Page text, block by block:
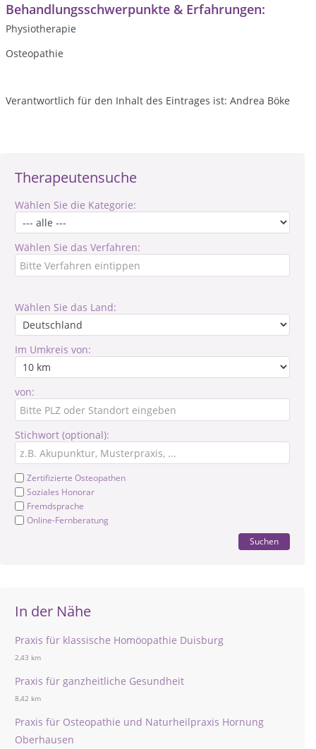
Therapeutensuche
Wählen Sie die Kategorie:
Wählen Sie das Verfahren:
Wählen Sie das Land:
Im Umkreis von:
von:
Stichwort (optional):
Zertifizierte Osteopathen
Soziales Honorar
Fremdsprache
Online-Fernberatung
Suchen
In der Nähe
Praxis für klassische Homöopathie Duisburg
2,43 km
Praxis für ganzheitliche Gesundheit
8,42 km
Praxis für Osteopathie und Naturheilpraxis Hornung
Oberhausen
Behandlungsschwerpunkte & Erfahrungen:
Physiotherapie
Osteopathie
Verantwortlich für den Inhalt des Eintrages ist: Andrea Böke